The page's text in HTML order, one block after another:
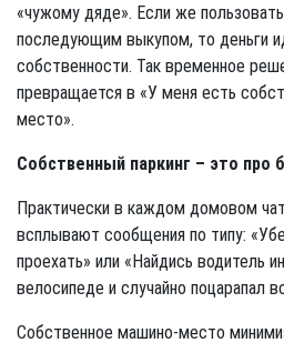
«чужому дяде». Если же
последующим выкупом, то деньги
собственности. Так временное
превращается в «У меня есть
место».
Собственный паркинг – это про
Практически в каждом домовом
всплывают сообщения по типу:
проехать» или «Найдись водитель
велосипеде и случайно поцарапал
Собственное машино-место